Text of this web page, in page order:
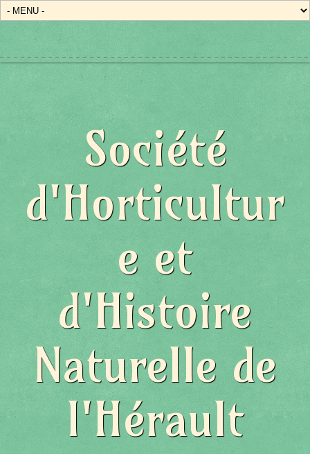
Société
d'Horticultur
e et
d'Histoire
Naturelle de
l'Hérault